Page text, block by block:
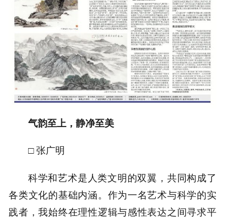
气韵至上，静净至美
□ 张广明
科学和艺术是人类文明的双翼，共同构成了
各类文化的基础内涵。作为一名艺术与科学的实
践者，我始终在理性逻辑与感性表达之间寻求平